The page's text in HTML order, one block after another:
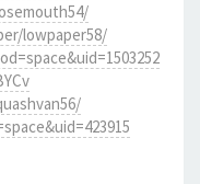
lowpaper58/